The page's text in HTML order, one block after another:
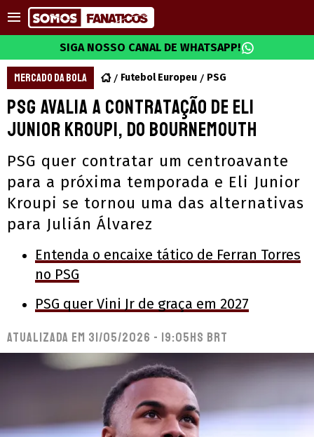
SIGA NOSSO CANAL DE WHATSAPP!
MERCADO DA BOLA Futebol Europeu PSG
PSG avalia a contratação de Eli
Junior Kroupi, do Bournemouth
PSG quer contratar um centroavante
para a próxima temporada e Eli Junior
Kroupi se tornou uma das alternativas
para Julián Álvarez
Entenda o encaixe tático de Ferran Torres
no PSG
PSG quer Vini Jr de graça em 2027
Atualizada em 31/05/2026 - 19:05hs BRT